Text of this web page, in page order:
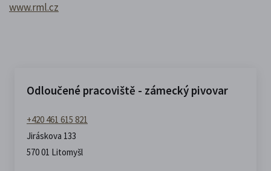
www.rml.cz
Odloučené pracoviště - zámecký pivovar
+420 461 615 821
Jiráskova 133
570 01 Litomyšl